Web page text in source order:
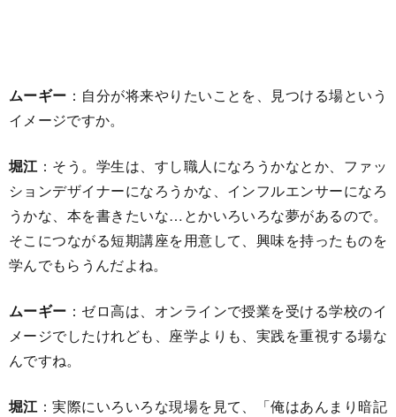
ムーギー ：自分が将来やりたいことを、見つける場という
イメージですか。
堀江：そう。学生は、すし職人になろうかなとか、ファッ
ションデザイナーになろうかな、インフルエンサーになろ
うかな、本を書きたいな…とかいろいろな夢があるので。
そこにつながる短期講座を用意して、興味を持ったものを
学んでもらうんだよね。
ムーギー ：ゼロ高は、オンラインで授業を受ける学校のイ
メージでしたけれども、座学よりも、実践を重視する場な
んですね。
堀江：実際にいろいろな現場を見て、「俺はあんまり暗記